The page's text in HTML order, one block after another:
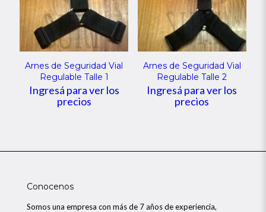
Arnes de Seguridad Vial
Regulable Talle 1
Ingresá para ver los
precios
Arnes de Seguridad Vial
Regulable Talle 2
Ingresá para ver los
precios
Conocenos
Somos una empresa con más de 7 años de experiencia,